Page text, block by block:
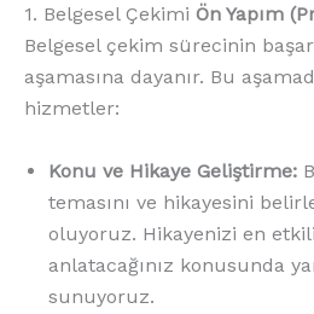
1. Belgesel Çekimi Ön Yapım
Belgesel çekim sürecinin
aşamasına dayanır. Bu
hizmetler:
Konu ve Hikaye Geliştirme:
temasını ve hikayesini
oluyoruz. Hikayenizi en
anlatacağınız konusunda
sunuyoruz.